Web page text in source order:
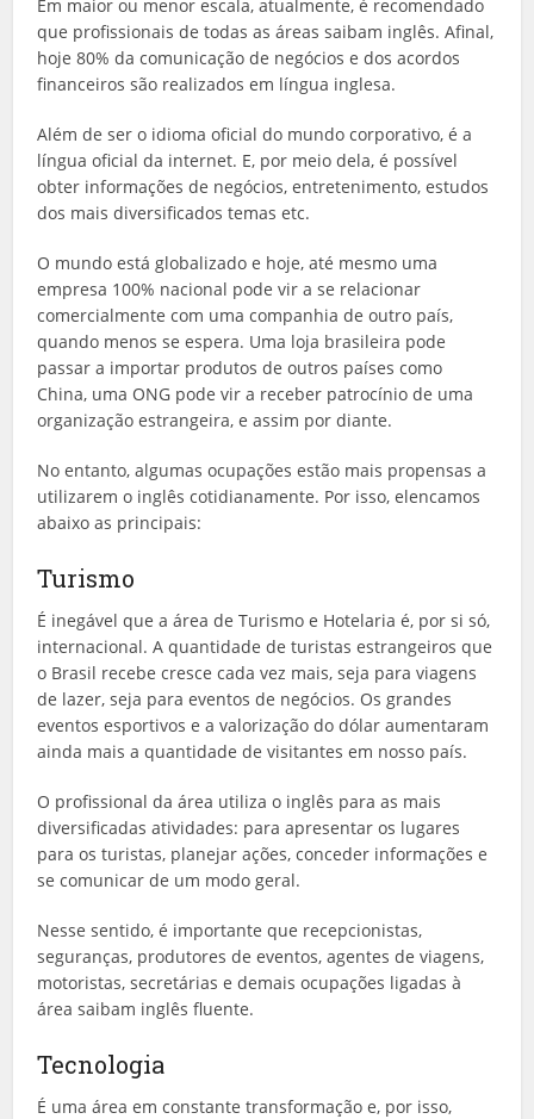
Em maior ou menor escala, atualmente, é recomendado
que profissionais de todas as áreas saibam inglês. Afinal,
hoje 80% da comunicação de negócios e dos acordos
financeiros são realizados em língua inglesa.
Além de ser o idioma oficial do mundo corporativo, é a
língua oficial da internet. E, por meio dela, é possível
obter informações de negócios, entretenimento, estudos
dos mais diversificados temas etc.
O mundo está globalizado e hoje, até mesmo uma
empresa 100% nacional pode vir a se relacionar
comercialmente com uma companhia de outro país,
quando menos se espera. Uma loja brasileira pode
passar a importar produtos de outros países como
China, uma ONG pode vir a receber patrocínio de uma
organização estrangeira, e assim por diante.
No entanto, algumas ocupações estão mais propensas a
utilizarem o inglês cotidianamente. Por isso, elencamos
abaixo as principais:
Turismo
É inegável que a área de Turismo e Hotelaria é, por si só,
internacional. A quantidade de turistas estrangeiros que
o Brasil recebe cresce cada vez mais, seja para viagens
de lazer, seja para eventos de negócios. Os grandes
eventos esportivos e a valorização do dólar aumentaram
ainda mais a quantidade de visitantes em nosso país.
O profissional da área utiliza o inglês para as mais
diversificadas atividades: para apresentar os lugares
para os turistas, planejar ações, conceder informações e
se comunicar de um modo geral.
Nesse sentido, é importante que recepcionistas,
seguranças, produtores de eventos, agentes de viagens,
motoristas, secretárias e demais ocupações ligadas à
área saibam inglês fluente.
Tecnologia
É uma área em constante transformação e, por isso,